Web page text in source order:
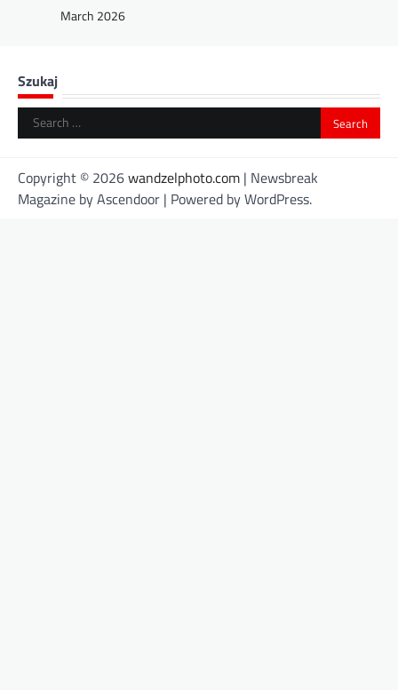
March 2026
Szukaj
Search
for:
Copyright © 2026wandzelphoto.com | Newsbreak
Magazine byAscendoor | Powered byWordPress.